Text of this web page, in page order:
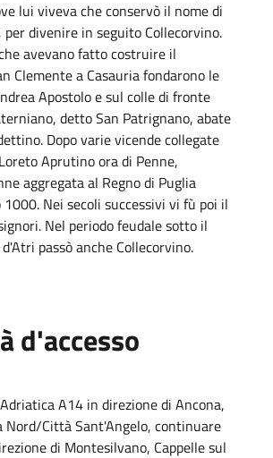
lui viveva che conservò il nome di
per divenire in seguito Collecorvino.
avevano fatto costruire il
Clemente a Casauria fondarono le
Apostolo e sul colle di fronte
detto San Patrignano, abate
Dopo varie vicende collegate
Aprutino ora di Penne,
aggregata al Regno di Puglia
Nei secoli successivi vi fù poi il
Nel periodo feudale sotto il
passò anche Collecorvino.
d'accesso
A14 in direzione di Ancona,
Nord/Città Sant'Angelo, continuare
di Montesilvano, Cappelle sul